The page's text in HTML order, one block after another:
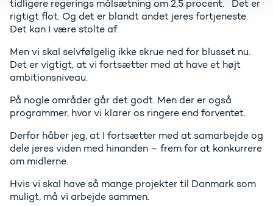
tidligere regerings målsætning om 2,5 procent. Det er
rigtigt flot. Og det er blandt andet jeres fortjeneste.
Det kan I være stolte af.
Men vi skal selvfølgelig ikke skrue ned for blusset nu.
Det er vigtigt, at vi fortsætter med at have et højt
ambitionsniveau.
På nogle områder går det godt. Men der er også
programmer, hvor vi klarer os ringere end forventet.
Derfor håber jeg, at I fortsætter med at samarbejde og
dele jeres viden med hinanden – frem for at konkurrere
om midlerne.
Hvis vi skal have så mange projekter til Danmark som
muligt, må vi arbejde sammen.